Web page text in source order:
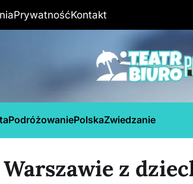
PrywatnośćKontakt
PodróżowaniePolskaZwiedzanie
z